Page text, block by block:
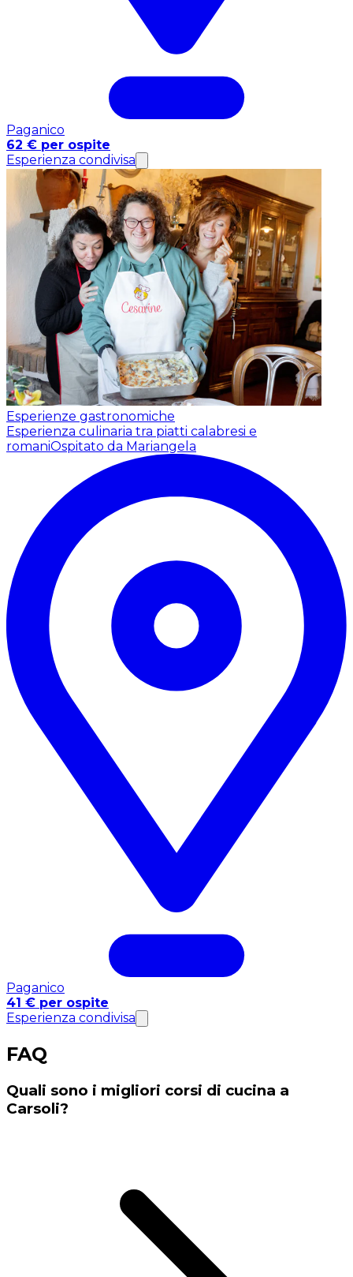
Paganico
62 € per ospite
Esperienza condivisa
Esperienze gastronomiche
Esperienza culinaria tra piatti calabresi e
romaniOspitato da Mariangela
Paganico
41 € per ospite
Esperienza condivisa
FAQ
Quali sono i migliori corsi di cucina a
Carsoli?